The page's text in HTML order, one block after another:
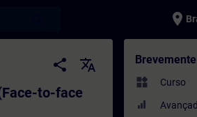
place
face Training) -
share
translate
to-face
Brevemente
widgets Curso